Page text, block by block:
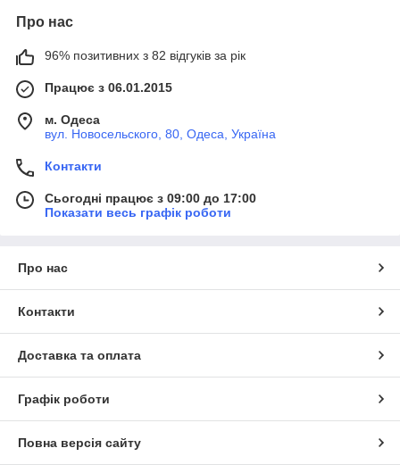
Про нас
96% позитивних з 82 відгуків за рік
Працює з 06.01.2015
м. Одеса
вул. Новосельского, 80, Одеса, Україна
Контакти
Сьогодні працює з 09:00 до 17:00
Показати весь графік роботи
Про нас
Контакти
Доставка та оплата
Графік роботи
Повна версія сайту